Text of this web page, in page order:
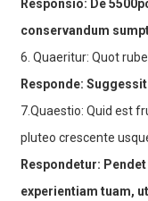
Responsio: De
conservandum
6. Quaeritur: Quot
Responde:
7.Quaestio: Quid est
pluteo crescente
Respondetur:
experientiam tuam,